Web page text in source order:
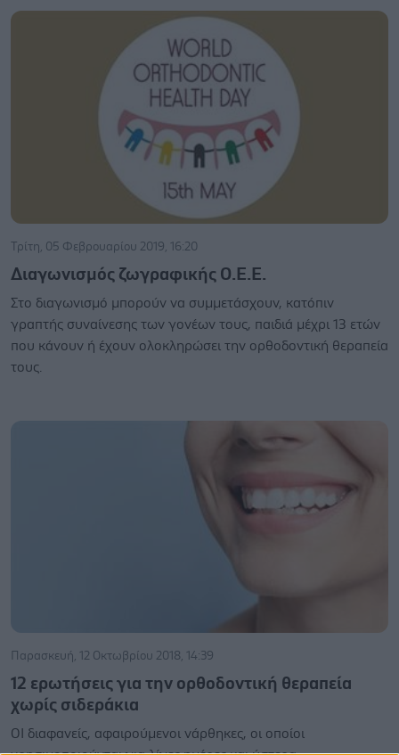
Τρίτη, 05 Φεβρουαρίου 2019, 16:20
Διαγωνισμός ζωγραφικής Ο.Ε.Ε.
Στο διαγωνισμό μπορούν να συμμετάσχουν, κατόπιν
γραπτής συναίνεσης των γονέων τους, παιδιά μέχρι 13 ετών
που κάνουν ή έχουν ολοκληρώσει την ορθοδοντική θεραπεία
τους.
Παρασκευή, 12 Οκτωβρίου 2018, 14:39
12 ερωτήσεις για την ορθοδοντική θεραπεία
χωρίς σιδεράκια
ΟΙ διαφανείς, αφαιρούμενοι νάρθηκες, οι οποίοι